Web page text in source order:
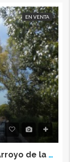
EN VENTA
Piso en venta en calle Eucalipto, Arroyo de la Miel. RY-17852